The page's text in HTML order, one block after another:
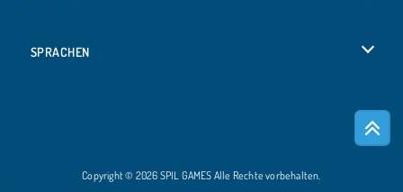
SPRACHEN
Copyright © 2026 SPIL GAMES Alle Rechte vorbehalten.